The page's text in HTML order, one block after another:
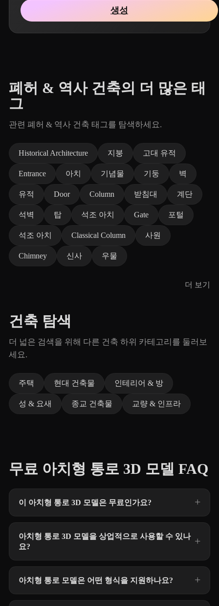
생성
폐허 & 역사 건축의 더 많은 태
그
관련 폐허 & 역사 건축 태그를 탐색하세요.
Historical Architecture 지붕 고대 유적
Entrance 아치 기념물 기둥 벽
유적 Door Column 받침대 계단
석벽 탑 석조 아치 Gate 포털
석조 아치 Classical Column 사원
Chimney 신사 우물
더 보기
건축 탐색
더 넓은 검색을 위해 다른 건축 하위 카테고리를 둘러보
세요.
주택 현대 건축물 인테리어 & 방
성 & 요새 종교 건축물 교량 & 인프라
무료 아치형 통로 3D 모델 FAQ
이 아치형 통로 3D 모델은 무료인가요?
아치형 통로 3D 모델을 상업적으로 사용할 수 있나
요?
아치형 통로 모델은 어떤 형식을 지원하나요?